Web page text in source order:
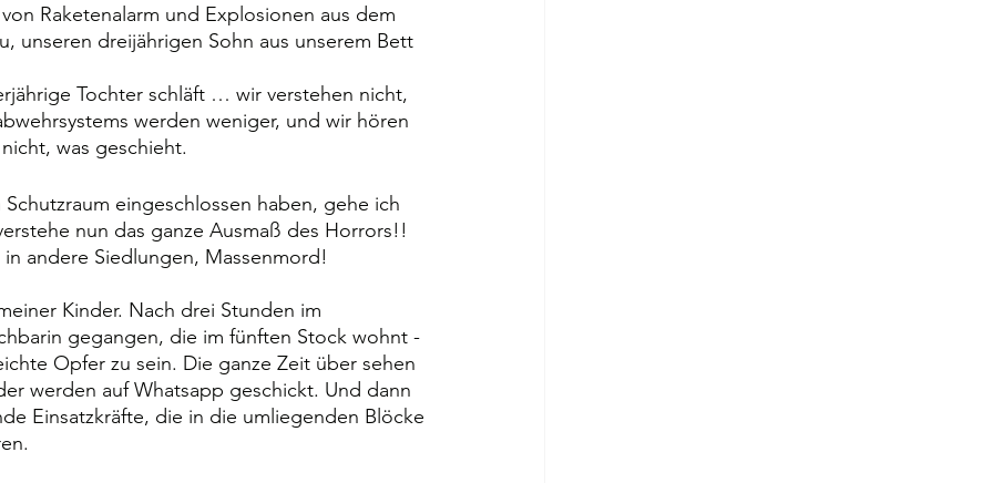
Raketenalarm und Explosionen aus dem
unseren dreijährigen Sohn aus unserem Bett
Tochter schläft … wir verstehen nicht,
werden weniger, und wir hören
was geschieht.
eingeschlossen haben, gehe ich
nun das ganze Ausmaß des Horrors!!
andere Siedlungen, Massenmord!
Kinder. Nach drei Stunden im
gegangen, die im fünften Stock wohnt -
Opfer zu sein. Die ganze Zeit über sehen
werden auf Whatsapp geschickt. Und dann
Einsatzkräfte, die in die umliegenden Blöcke